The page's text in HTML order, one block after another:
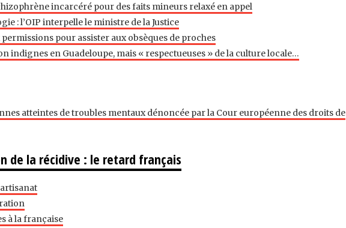
incarcéré pour des faits mineurs relaxé en appel
: l’OIP interpelle le ministre de la Justice
pour assister aux obsèques de proches
indignes en Guadeloupe, mais « respectueuses » de la culture locale…
atteintes de troubles mentaux dénoncée par la Cour européenne des droits de
de la récidive : le retard français
à la française